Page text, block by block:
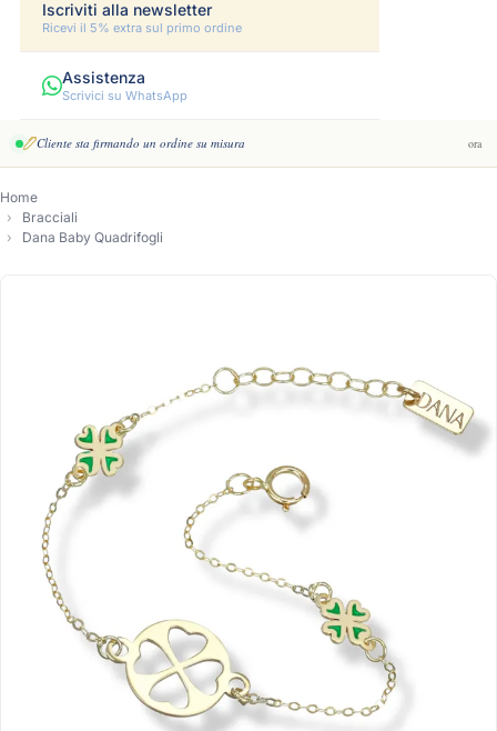
Iscriviti alla newsletter
Ricevi il 5% extra sul primo ordine
Assistenza
Scrivici su WhatsApp
Cliente sta firmando un ordine su misura ora
Home
Bracciali
Dana Baby Quadrifogli